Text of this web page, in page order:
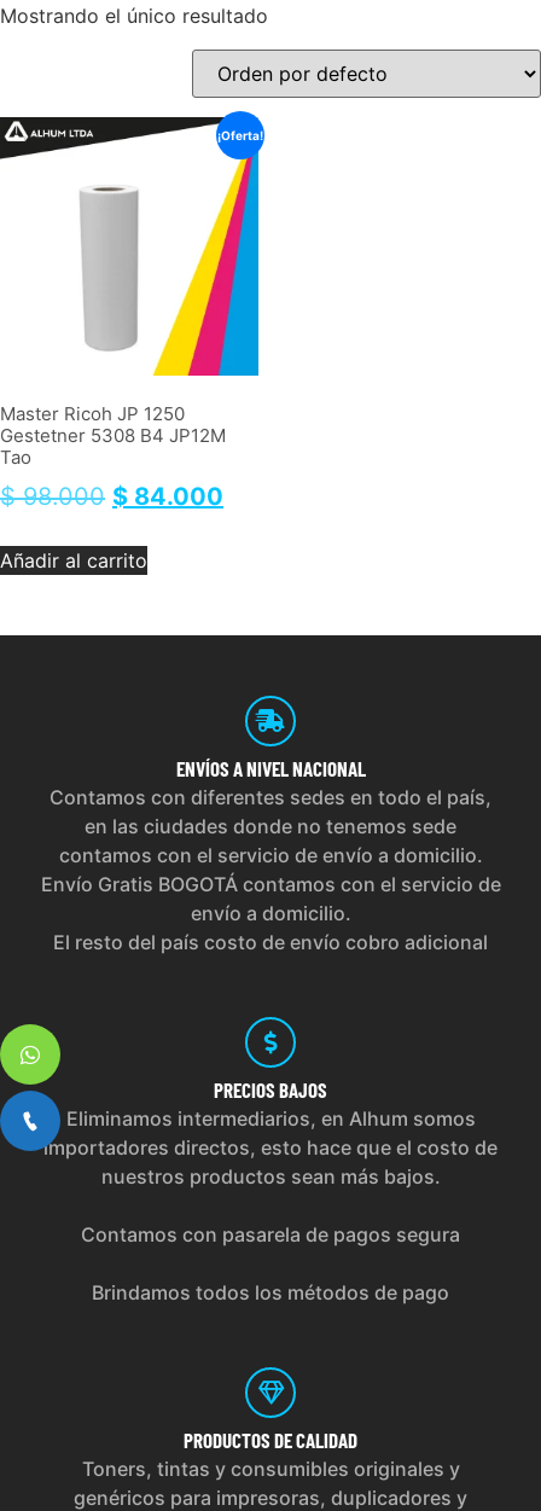
Mostrando el único resultado
¡Oferta!
Master Ricoh JP 1250
Gestetner 5308 B4 JP12M
Tao
$98.000 $ 84.000
Añadir al carrito
ENVÍOS A NIVEL NACIONAL
Contamos con diferentes sedes en todo el país,
en las ciudades donde no tenemos sede
contamos con el servicio de envío a domicilio.
Envío Gratis BOGOTÁ contamos con el servicio de
envío a domicilio.
El resto del país costo de envío cobro adicional
PRECIOS BAJOS
Eliminamos intermediarios, en Alhum somos
importadores directos, esto hace que el costo de
nuestros productos sean más bajos.
Contamos con pasarela de pagos segura
Brindamos todos los métodos de pago
PRODUCTOS DE CALIDAD
Toners, tintas y consumibles originales y
genéricos para impresoras, duplicadores y